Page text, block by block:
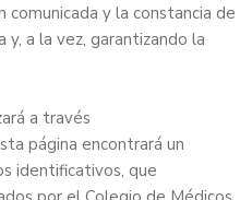
comunicada y la constancia de
y, a la vez, garantizando la
a través
página encontrará un
identificativos, que